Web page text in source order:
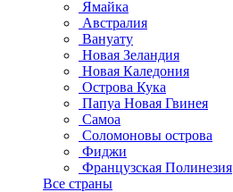
Ямайка
Австралия
Вануату
Новая Зеландия
Новая Каледония
Острова Кука
Папуа Новая Гвинея
Самоа
Соломоновы острова
Фиджи
Французская Полинезия
Все страны